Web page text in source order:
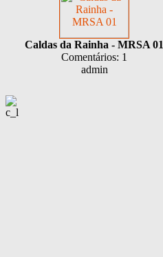
Caldas da Rainha - MRSA 01
Comentários: 1
admin